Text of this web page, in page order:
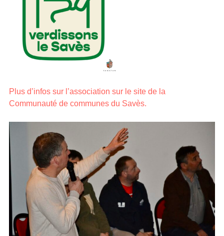
Plus d’infos sur l’association sur le site de la
Communauté de communes du Savès.